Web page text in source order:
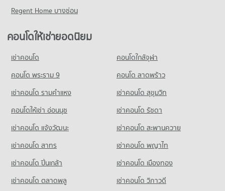
ขายคอนโด นิคมเวลโกรว์
มีคอนโดขาย 92 ประกาศ
คอนโดให้เช่า รพ.บางบ่อ
มีคอนโดให้เช่า 150 ประกาศ
ขายคอนโด รพ.บางบ่อ
มีคอนโดขาย 141 ประกาศ
Regent Home บางซ่อน
คอนโดให้เช่ายอดนิยม
เช่าคอนโด
คอนโดใกล้จุฬา
คอนโด พระราม 9
คอนโด ลาดพร้าว
เช่าคอนโด รามคําแหง
เช่าคอนโด สุขุมวิท
คอนโดให้เช่า อ่อนนุช
เช่าคอนโด รัชดา
เช่าคอนโด แจ้งวัฒนะ
เช่าคอนโด สะพานควาย
เช่าคอนโด สาทร
เช่าคอนโด พญาไท
เช่าคอนโด ปิ่นเกล้า
เช่าคอนโด เมืองทอง
เช่าคอนโด ตลาดพลู
เช่าคอนโด วิภาวดี